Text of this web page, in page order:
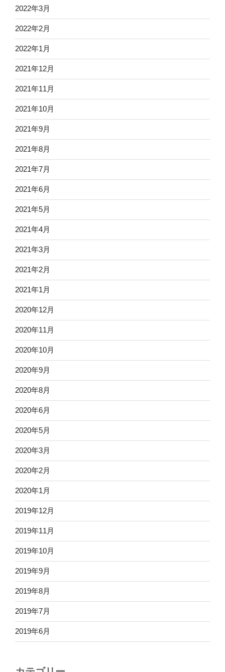
2022年3月
2022年2月
2022年1月
2021年12月
2021年11月
2021年10月
2021年9月
2021年8月
2021年7月
2021年6月
2021年5月
2021年4月
2021年3月
2021年2月
2021年1月
2020年12月
2020年11月
2020年10月
2020年9月
2020年8月
2020年6月
2020年5月
2020年3月
2020年2月
2020年1月
2019年12月
2019年11月
2019年10月
2019年9月
2019年8月
2019年7月
2019年6月